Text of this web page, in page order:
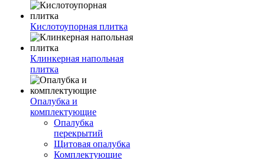
Кислотоупорная плитка
Клинкерная напольная
плитка
Опалубка и
комплектующие
Опалубка
перекрытий
Щитовая опалубка
Комплектующие